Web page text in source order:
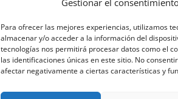
Gestionar el
Para ofrecer las mejores experiencias, utilizamos
almacenar y/o acceder a la información del
tecnologías nos permitirá procesar datos como el
las identificaciones únicas en este sitio. No
afectar negativamente a ciertas características y